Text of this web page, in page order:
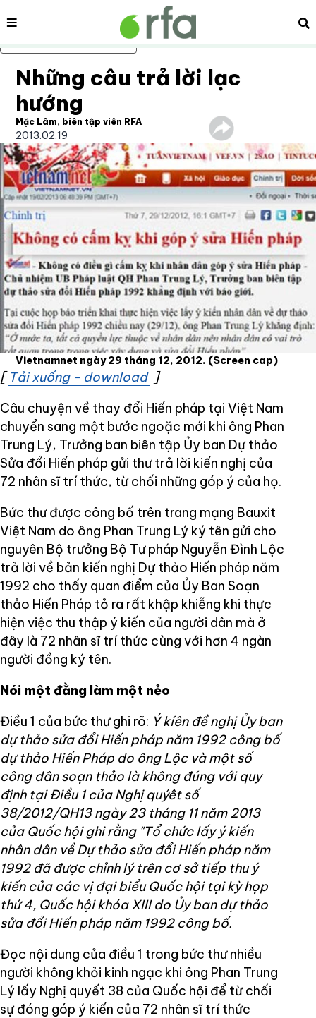
Bỏ qua nội dung chính
Nội dung
Những câu trả lời lạc
hướng
Mặc Lâm, biên tập viên RFA
2013.02.19
Vietnamnet ngày 29 tháng 12, 2012. (Screen cap)
[ Tải xuống - download Opens in new window
]
Câu chuyện về thay đổi Hiến pháp tại Việt Nam
chuyển sang một bước ngoặc mới khi ông Phan
Trung Lý, Trưởng ban biên tập Ủy ban Dự thảo
Sửa đổi Hiến pháp gửi thư trả lời kiến nghị của
72 nhân sĩ trí thức, từ chối những góp ý của họ.
Bức thư được công bố trên trang mạng Bauxit
Việt Nam do ông Phan Trung Lý ký tên gửi cho
nguyên Bộ trưởng Bộ Tư pháp Nguyễn Đình Lộc
trả lời về bản kiến nghị Dự thảo Hiến pháp năm
1992 cho thấy quan điểm của Ủy Ban Soạn
thảo Hiến Pháp tỏ ra rất khập khiễng khi thực
hiện việc thu thập ý kiến của người dân mà ở
đây là 72 nhân sĩ trí thức cùng với hơn 4 ngàn
người đồng ký tên.
Nói một đằng làm một nẻo
Điều 1 của bức thư ghi rõ: Ý kíên đề nghị Ủy ban
dự thảo sửa đổi Hiến pháp năm 1992 công bố
dự thảo Hiến Pháp do ông Lộc và một số
công dân soạn thảo là không đúng với quy
định tại Điều 1 của Nghị quýêt số
38/2012/QH13 ngày 23 tháng 11 năm 2013
của Quốc hội ghi rằng "Tổ chức lấy ý kiến
nhân dân về Dự thảo sửa đổi Hiến pháp năm
1992 đã được chỉnh lý trên cơ sở tiếp thu ý
kiến của các vị đại biểu Quốc hội tại kỳ họp
thứ 4, Quốc hội khóa XIII do Ủy ban dự thảo
sửa đổi Hiến pháp năm 1992 công bố.
Đọc nội dung của điều 1 trong bức thư nhiều
người không khỏi kinh ngạc khi ông Phan Trung
Lý lấy Nghị quyết 38 của Quốc hội để từ chối
sự đóng góp ý kiến của 72 nhân sĩ trí thức